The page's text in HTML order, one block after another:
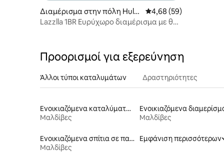
Διαμέρισμα στην πόλη Hulh
umalé
Μέση βαθμολογία: 4,68
4,68 (59)
Lazzlla 1BR Ευρύχωρο διαμέρισμα με θέα
Προορισμοί για εξερεύνηση
Άλλοι τύποι καταλυμάτων Δραστηριότητες
Ενοικιαζόμενα καταλύματα με πρόσβαση στη λίμνη
Μαλδίβες
Μαλδίβες
Ενοικιαζόμενα σπίτια σε παραλία
Μαλδίβες
Εμφάνιση περισσότερων